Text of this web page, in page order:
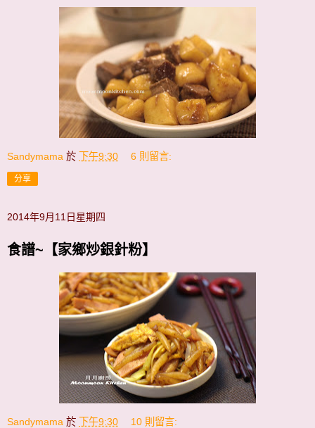
Sandymama 於 下午9:30 6 則留言:
分享
2014年9月11日星期四
食譜~【家鄉炒銀針粉】
Sandymama 於 下午9:30 10 則留言: